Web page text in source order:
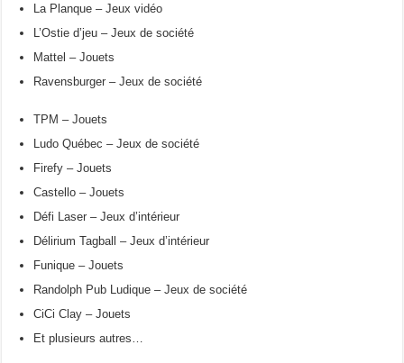
La Planque – Jeux vidéo
L’Ostie d’jeu – Jeux de société
Mattel – Jouets
Ravensburger – Jeux de société
TPM – Jouets
Ludo Québec – Jeux de société
Firefy – Jouets
Castello – Jouets
Défi Laser – Jeux d’intérieur
Délirium Tagball – Jeux d’intérieur
Funique – Jouets
Randolph Pub Ludique – Jeux de société
CiCi Clay – Jouets
Et plusieurs autres…